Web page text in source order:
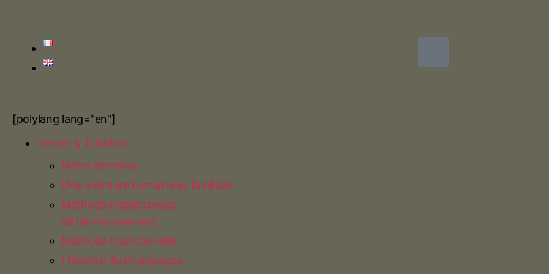
[polylang lang="en"]
Terroir & Tradition
Notre domaine
Une aventure humaine et familiale
Méthode respectueuse
de l’environnement
Méthode traditionnelle
L’histoire du champagne